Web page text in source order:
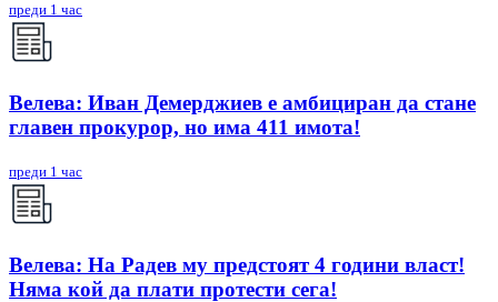
преди 1 час
Велева: Иван Демерджиев е амбициран да стане
главен прокурор, но има 411 имота!
преди 1 час
Велева: На Радев му предстоят 4 години власт!
Няма кой да плати протести сега!